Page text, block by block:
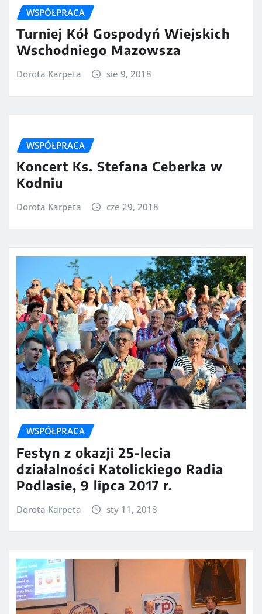
WSPÓŁPRACA
Turniej Kół Gospodyń Wiejskich
Wschodniego Mazowsza
Dorota Karpeta sie 9, 2018
WSPÓŁPRACA
Koncert Ks. Stefana Ceberka w
Kodniu
Dorota Karpeta cze 29, 2018
WSPÓŁPRACA
Festyn z okazji 25-lecia
działalności Katolickiego Radia
Podlasie, 9 lipca 2017 r.
Dorota Karpeta sty 11, 2018